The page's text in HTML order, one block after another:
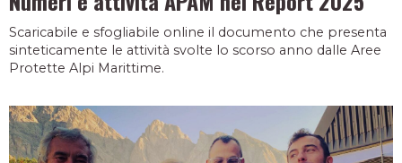
Scaricabile e sfogliabile online il documento che presenta
sinteticamente le attività svolte lo scorso anno dalle Aree
Protette Alpi Marittime.